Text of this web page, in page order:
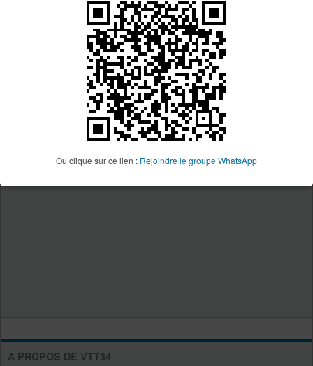
Ou clique sur ce lien : Rejoindre le groupe WhatsApp
A PROPOS DE VTT34